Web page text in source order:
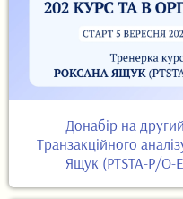
Донабір на
Транзакційного
Ящук (PTSTA-P/